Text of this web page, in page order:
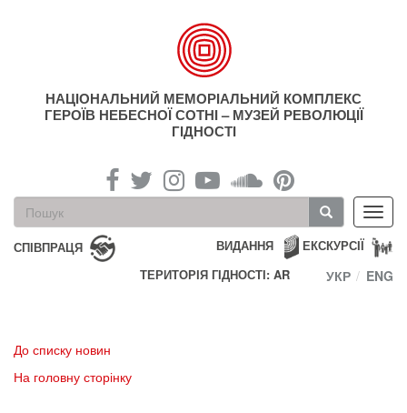
НАЦІОНАЛЬНИЙ МЕМОРІАЛЬНИЙ КОМПЛЕКС
ГЕРОЇВ НЕБЕСНОЇ СОТНІ – МУЗЕЙ РЕВОЛЮЦІЇ
ГІДНОСТІ
Пошукова
форма
Пошук
СПІВПРАЦЯ ЕКСКУРСІЇ
ВИДАННЯ
ТЕРИТОРІЯ ГІДНОСТІ: AR
УКР ENG
До списку новин
На головну сторінку